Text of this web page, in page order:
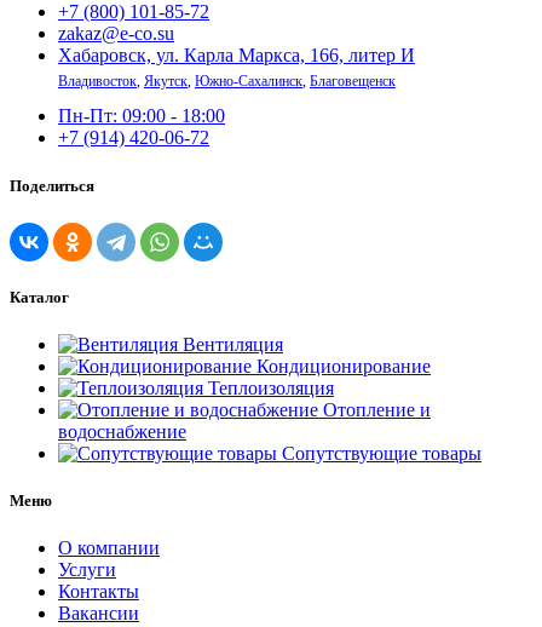
+7 (800) 101-85-72
zakaz@e-co.su
Хабаровск, ул. Карла Маркса, 166, литер И
Владивосток, Якутск, Южно-Сахалинск, Благовещенск
Пн-Пт: 09:00 - 18:00
+7 (914) 420-06-72
Поделиться
Каталог
Вентиляция
Кондиционирование
Теплоизоляция
Отопление и
водоснабжение
Сопутствующие товары
Меню
О компании
Услуги
Контакты
Вакансии